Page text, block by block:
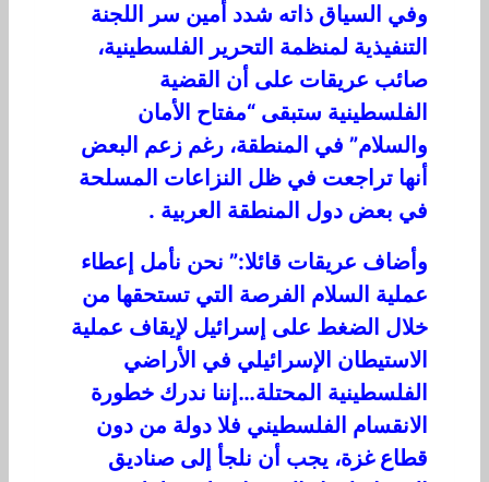
وفي السياق ذاته شدد أمين سر اللجنة
التنفيذية لمنظمة التحرير الفلسطينية،
صائب عريقات على أن القضية
الفلسطينية ستبقى “مفتاح الأمان
والسلام” في المنطقة، رغم زعم البعض
أنها تراجعت في ظل النزاعات المسلحة
في بعض دول المنطقة العربية .
وأضاف عريقات قائلا:” نحن نأمل إعطاء
عملية السلام الفرصة التي تستحقها من
خلال الضغط على إسرائيل لإيقاف عملية
الاستيطان الإسرائيلي في الأراضي
الفلسطينية المحتلة…إننا ندرك خطورة
الانقسام الفلسطيني فلا دولة من دون
قطاع غزة، يجب أن نلجأ إلى صناديق